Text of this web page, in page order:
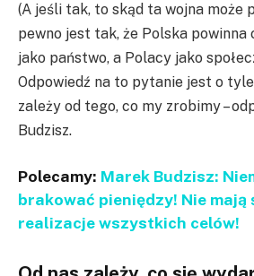
(A jeśli tak, to skąd ta wojna może
pewno jest tak, że Polska powinna
jako państwo, a Polacy jako
Odpowiedź na to pytanie jest o
zależy od tego, co my zrobimy –
Budzisz.
Polecamy: Marek Budzisz:
brakować pieniędzy! Nie mają
realizacje wszystkich celów!